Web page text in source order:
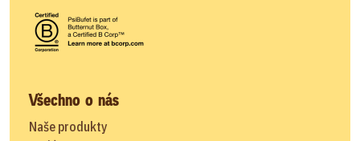
Všechno o nás
Naše produkty